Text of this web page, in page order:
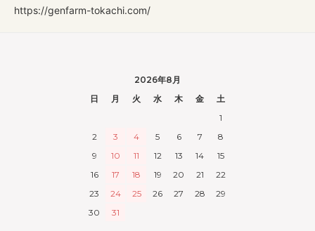
https://genfarm-tokachi.com/
2026年8月
日
月 火 水 木 金
土
1
2
3 4 5 6 7
8
9
10 11 12 13 14
15
16
17 18 19 20 21
22
23
24 25 26 27 28
29
30
31